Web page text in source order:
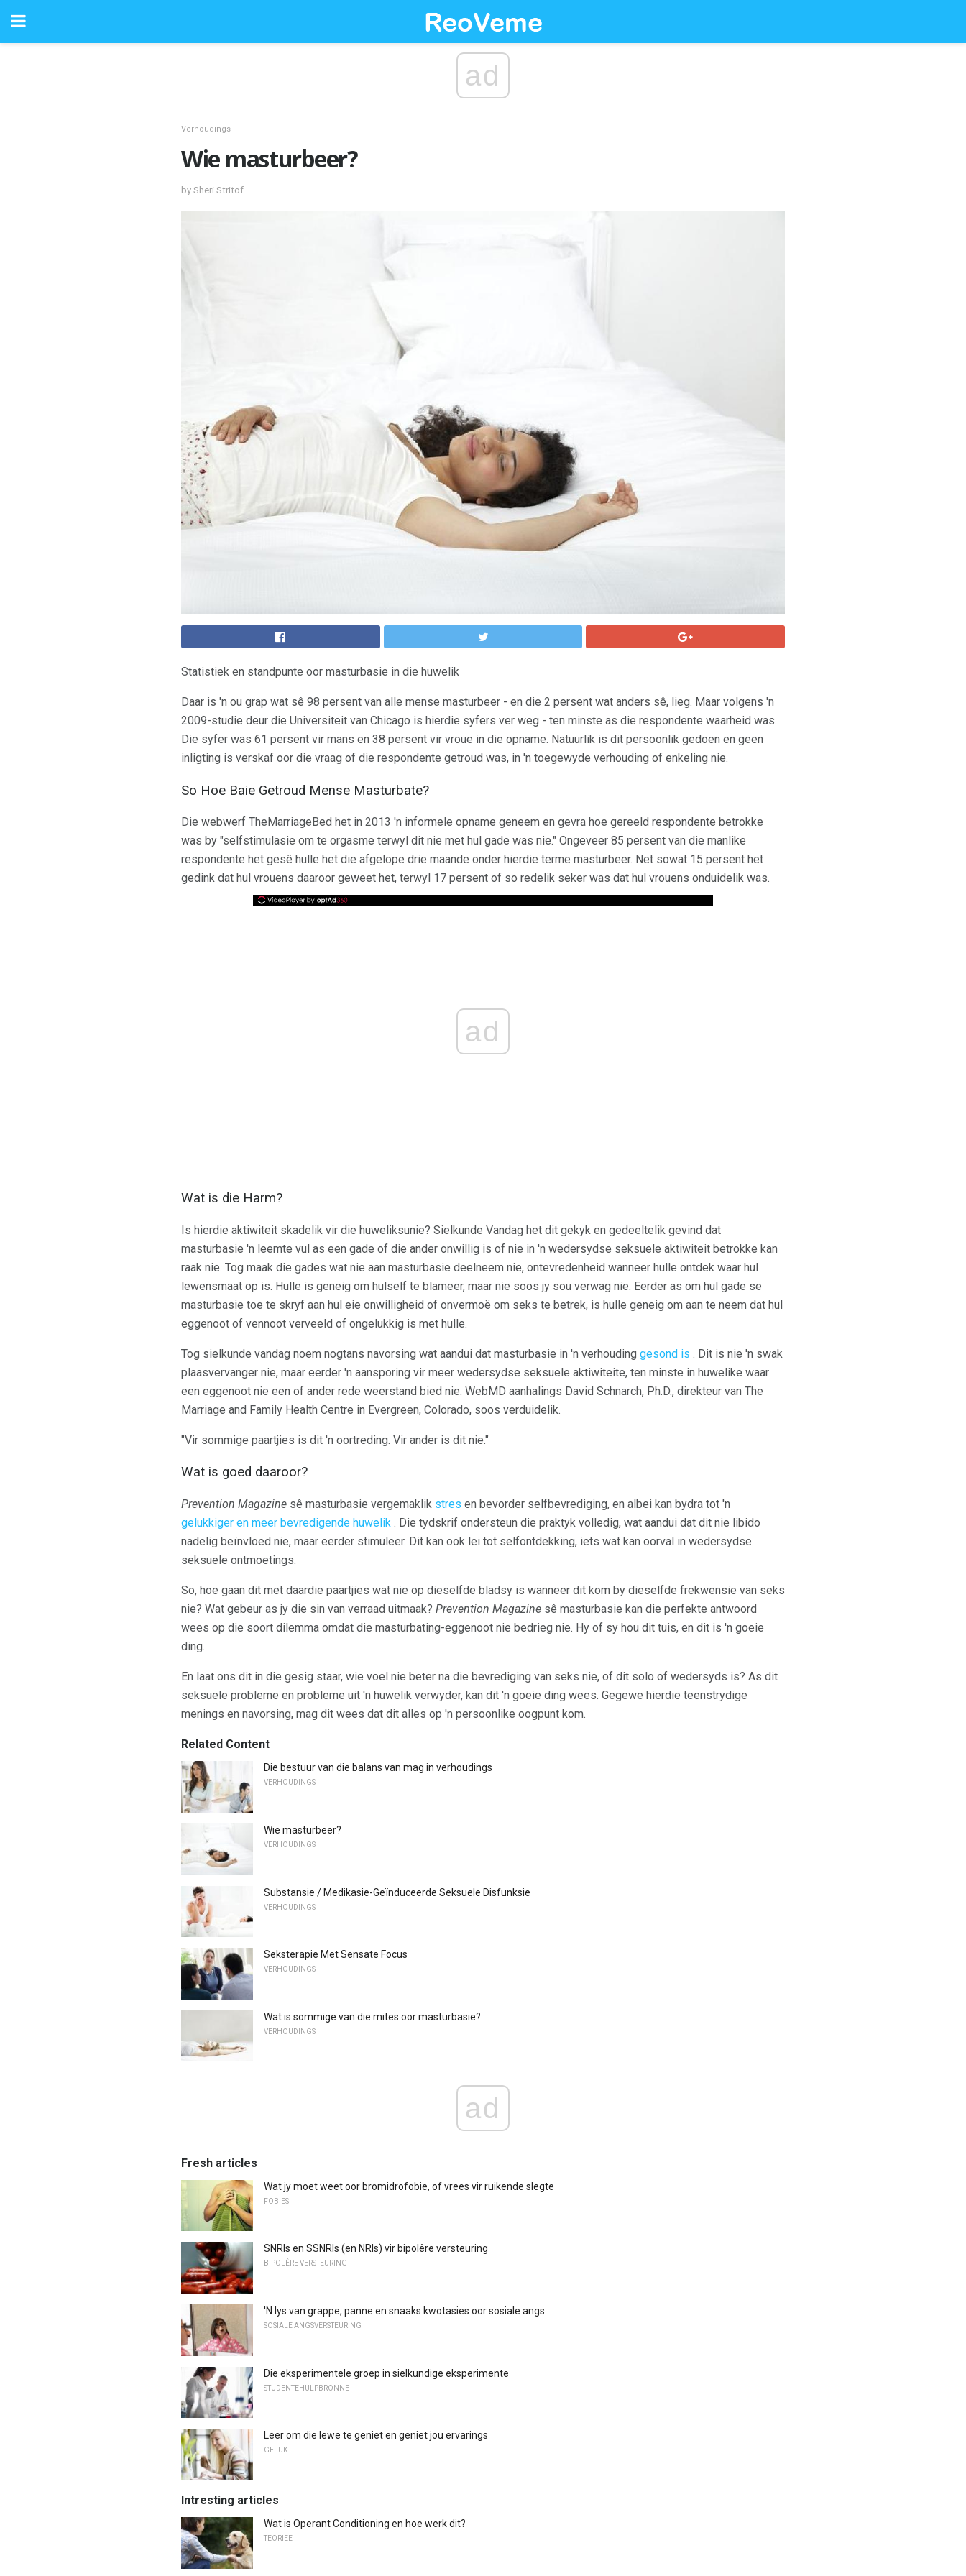
ad
Verhoudings
Wie masturbeer?
by Sheri Stritof
Statistiek en standpunte oor masturbasie in die huwelik
Daar is 'n ou grap wat sê 98 persent van alle mense masturbeer - en die 2 persent wat anders sê, lieg. Maar volgens 'n
2009-studie deur die Universiteit van Chicago is hierdie syfers ver weg - ten minste as die respondente waarheid was.
Die syfer was 61 persent vir mans en 38 persent vir vroue in die opname. Natuurlik is dit persoonlik gedoen en geen
inligting is verskaf oor die vraag of die respondente getroud was, in 'n toegewyde verhouding of enkeling nie.
So Hoe Baie Getroud Mense Masturbate?
Die webwerf TheMarriageBed het in 2013 'n informele opname geneem en gevra hoe gereeld respondente betrokke
was by "selfstimulasie om te orgasme terwyl dit nie met hul gade was nie." Ongeveer 85 persent van die manlike
respondente het gesê hulle het die afgelope drie maande onder hierdie terme masturbeer. Net sowat 15 persent het
gedink dat hul vrouens daaroor geweet het, terwyl 17 persent of so redelik seker was dat hul vrouens onduidelik was.
ad
Wat is die Harm?
Is hierdie aktiwiteit skadelik vir die huweliksunie? Sielkunde Vandag het dit gekyk en gedeeltelik gevind dat
masturbasie 'n leemte vul as een gade of die ander onwillig is of nie in 'n wedersydse seksuele aktiwiteit betrokke kan
raak nie. Tog maak die gades wat nie aan masturbasie deelneem nie, ontevredenheid wanneer hulle ontdek waar hul
lewensmaat op is. Hulle is geneig om hulself te blameer, maar nie soos jy sou verwag nie. Eerder as om hul gade se
masturbasie toe te skryf aan hul eie onwilligheid of onvermoë om seks te betrek, is hulle geneig om aan te neem dat hul
eggenoot of vennoot verveeld of ongelukkig is met hulle.
Tog sielkunde vandag noem nogtans navorsing wat aandui dat masturbasie in 'n verhouding gesond is . Dit is nie 'n swak
plaasvervanger nie, maar eerder 'n aansporing vir meer wedersydse seksuele aktiwiteite, ten minste in huwelike waar
een eggenoot nie een of ander rede weerstand bied nie. WebMD aanhalings David Schnarch, Ph.D., direkteur van The
Marriage and Family Health Centre in Evergreen, Colorado, soos verduidelik.
"Vir sommige paartjies is dit 'n oortreding. Vir ander is dit nie."
Wat is goed daaroor?
Prevention Magazine sê masturbasie vergemaklik stres en bevorder selfbevrediging, en albei kan bydra tot 'n
gelukkiger en meer bevredigende huwelik . Die tydskrif ondersteun die praktyk volledig, wat aandui dat dit nie libido
nadelig beïnvloed nie, maar eerder stimuleer. Dit kan ook lei tot selfontdekking, iets wat kan oorval in wedersydse
seksuele ontmoetings.
So, hoe gaan dit met daardie paartjies wat nie op dieselfde bladsy is wanneer dit kom by dieselfde frekwensie van seks
nie? Wat gebeur as jy die sin van verraad uitmaak? Prevention Magazine sê masturbasie kan die perfekte antwoord
wees op die soort dilemma omdat die masturbating-eggenoot nie bedrieg nie. Hy of sy hou dit tuis, en dit is 'n goeie
ding.
En laat ons dit in die gesig staar, wie voel nie beter na die bevrediging van seks nie, of dit solo of wedersyds is? As dit
seksuele probleme en probleme uit 'n huwelik verwyder, kan dit 'n goeie ding wees. Gegewe hierdie teenstrydige
menings en navorsing, mag dit wees dat dit alles op 'n persoonlike oogpunt kom.
Related Content
Die bestuur van die balans van mag in verhoudings
VERHOUDINGS
Wie masturbeer?
VERHOUDINGS
Substansie / Medikasie-Geïnduceerde Seksuele Disfunksie
VERHOUDINGS
Seksterapie Met Sensate Focus
VERHOUDINGS
Wat is sommige van die mites oor masturbasie?
VERHOUDINGS
ad
Fresh articles
Wat jy moet weet oor bromidrofobie, of vrees vir ruikende slegte
FOBIES
SNRIs en SSNRIs (en NRIs) vir bipolêre versteuring
BIPOLÊRE VERSTEURING
'N lys van grappe, panne en snaaks kwotasies oor sosiale angs
SOSIALE ANGSVERSTEURING
Die eksperimentele groep in sielkundige eksperimente
STUDENTEHULPBRONNE
Leer om die lewe te geniet en geniet jou ervarings
GELUK
Intresting articles
Wat is Operant Conditioning en hoe werk dit?
TEORIEË